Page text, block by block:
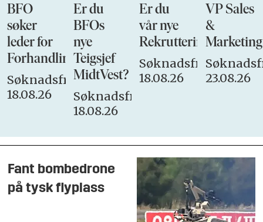
BFO
søker
leder for
Forhandlingsutvalget
Søknadsfrist:
18.08.26
Er du
BFOs
nye
Teigsjef
MidtVest?
Søknadsfrist:
18.08.26
Er du
vår nye
Søknadsfrist:
18.08.26
VP Sales
&
Marketing
23.08.26
Fant bombedrone
på tysk flyplass